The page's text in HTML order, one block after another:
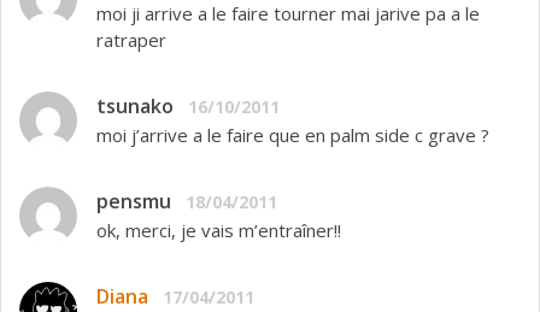
moi ji arrive a le faire tourner mai jarive pa a le
ratraper
tsunako 16/10/2011
moi j’arrive a le faire que en palm side c grave ?
pensmu 18/04/2011
ok, merci, je vais m’entraîner!!
Diana 17/04/2011